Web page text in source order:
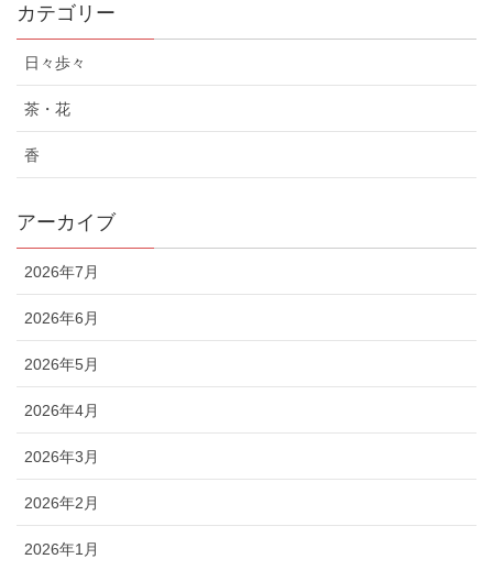
カテゴリー
日々歩々
茶・花
香
アーカイブ
2026年7月
2026年6月
2026年5月
2026年4月
2026年3月
2026年2月
2026年1月